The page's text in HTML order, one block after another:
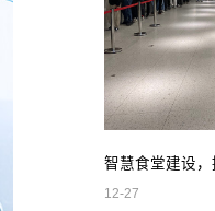
12-27